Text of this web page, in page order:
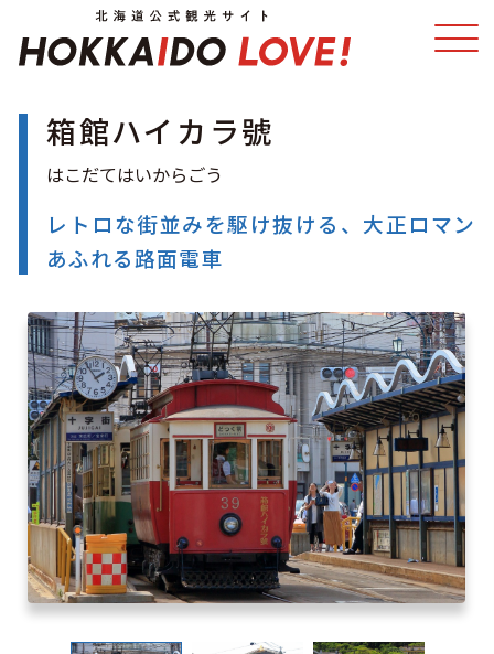
温泉 イベント
モデルコース
グルメ 旅の予約
アクセス
キュンちゃんオンラインショップ
北海道はやわかり
旅のテーマで探す
箱館ハイカラ號
レトロな街並みを駆け抜ける、大正ロマン
あふれる路面電車